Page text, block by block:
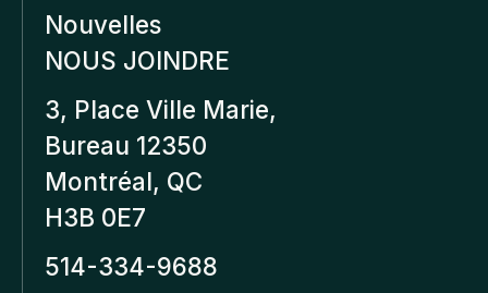
Nouvelles
NOUS JOINDRE
3, Place Ville Marie,
Bureau 12350
Montréal, QC
H3B 0E7
514-334-9688